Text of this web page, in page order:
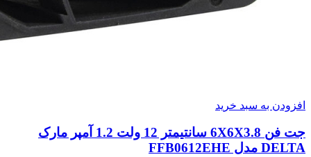
افزودن به سبد خرید
جت فن 6X6X3.8 سانتیمتر 12 ولت 1.2 آمپر مارک
DELTA مدل FFB0612EHE